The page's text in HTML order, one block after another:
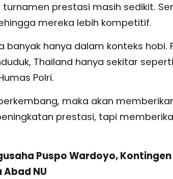
prestasi masih sedikit.
mereka lebih kompetitif.
banyak hanya dalam konteks hobi.
Thailand hanya sekitar
Polri.
maka akan
prestasi, tapi
Puspo Wardoyo,
Abad NU